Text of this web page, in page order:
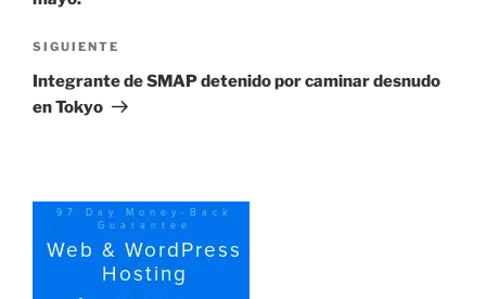
Siguiente
entrada
SIGUIENTE
Integrante de SMAP detenido por caminar desnudo
en Tokyo